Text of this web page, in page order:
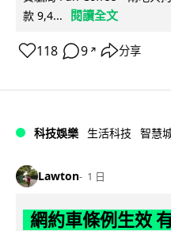
款 9,4...
閱讀全文
118 9 ↗ 分享
科技娛樂 生活科技 智慧
Lawton 1 日
網約車條例生效